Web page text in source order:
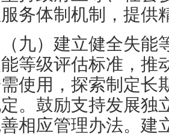
务体制机制，提供
）建立健全失能等
等级评估标准，推
使用，探索制定长
。鼓励支持发展独
相应管理办法。建